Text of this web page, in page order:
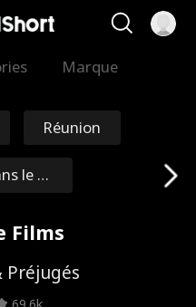
Marque
Réunion
le te
Nick Ritacco
Films
Préjugés